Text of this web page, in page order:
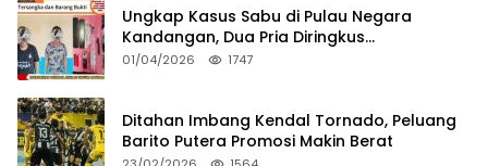
Ungkap Kasus Sabu di Pulau Negara
Kandangan, Dua Pria Diringkus
Satresnarkoba HSS
01/04/2026 1747
Ditahan Imbang Kendal Tornado, Peluang
Barito Putera Promosi Makin Berat